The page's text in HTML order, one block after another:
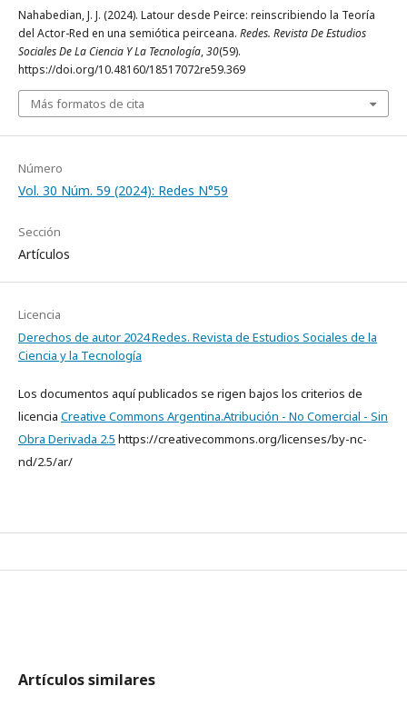
Nahabedian, J. J. (2024). Latour desde Peirce: reinscribiendo la Teoría
del Actor-Red en una semiótica peirceana. Redes. Revista De Estudios
Sociales De La Ciencia Y La Tecnología,30(59).
https://doi.org/10.48160/18517072re59.369
Más formatos de cita
Número
Vol. 30 Núm. 59 (2024): Redes N°59
Sección
Artículos
Licencia
Derechos de autor 2024 Redes. Revista de Estudios Sociales de la
Ciencia y la Tecnología
Los documentos aquí publicados se rigen bajos los criterios de
licencia Creative Commons Argentina.Atribución - No Comercial - Sin
Obra Derivada 2.5 https://creativecommons.org/licenses/by-nc-
nd/2.5/ar/
Artículos similares